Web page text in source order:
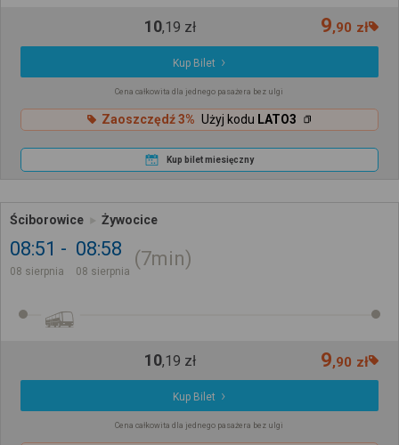
10,19 zł 9,90 zł
Kup Bilet
Cena całkowita dla jednego pasażera bez ulgi
Zaoszczędź 3% Użyj kodu LATO3
Kup bilet miesięczny
Ściborowice Żywocice
08:51
08 sierpnia
08:58
08 sierpnia
7min
10,19 zł 9,90 zł
Kup Bilet
Cena całkowita dla jednego pasażera bez ulgi